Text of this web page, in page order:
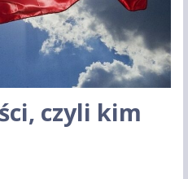
czyli kim